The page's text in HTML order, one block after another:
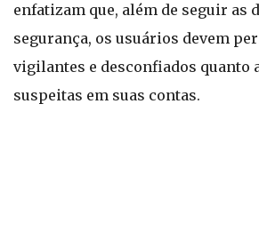
enfatizam que, além de seguir as
segurança, os usuários devem
vigilantes e desconfiados quanto
suspeitas em suas contas.